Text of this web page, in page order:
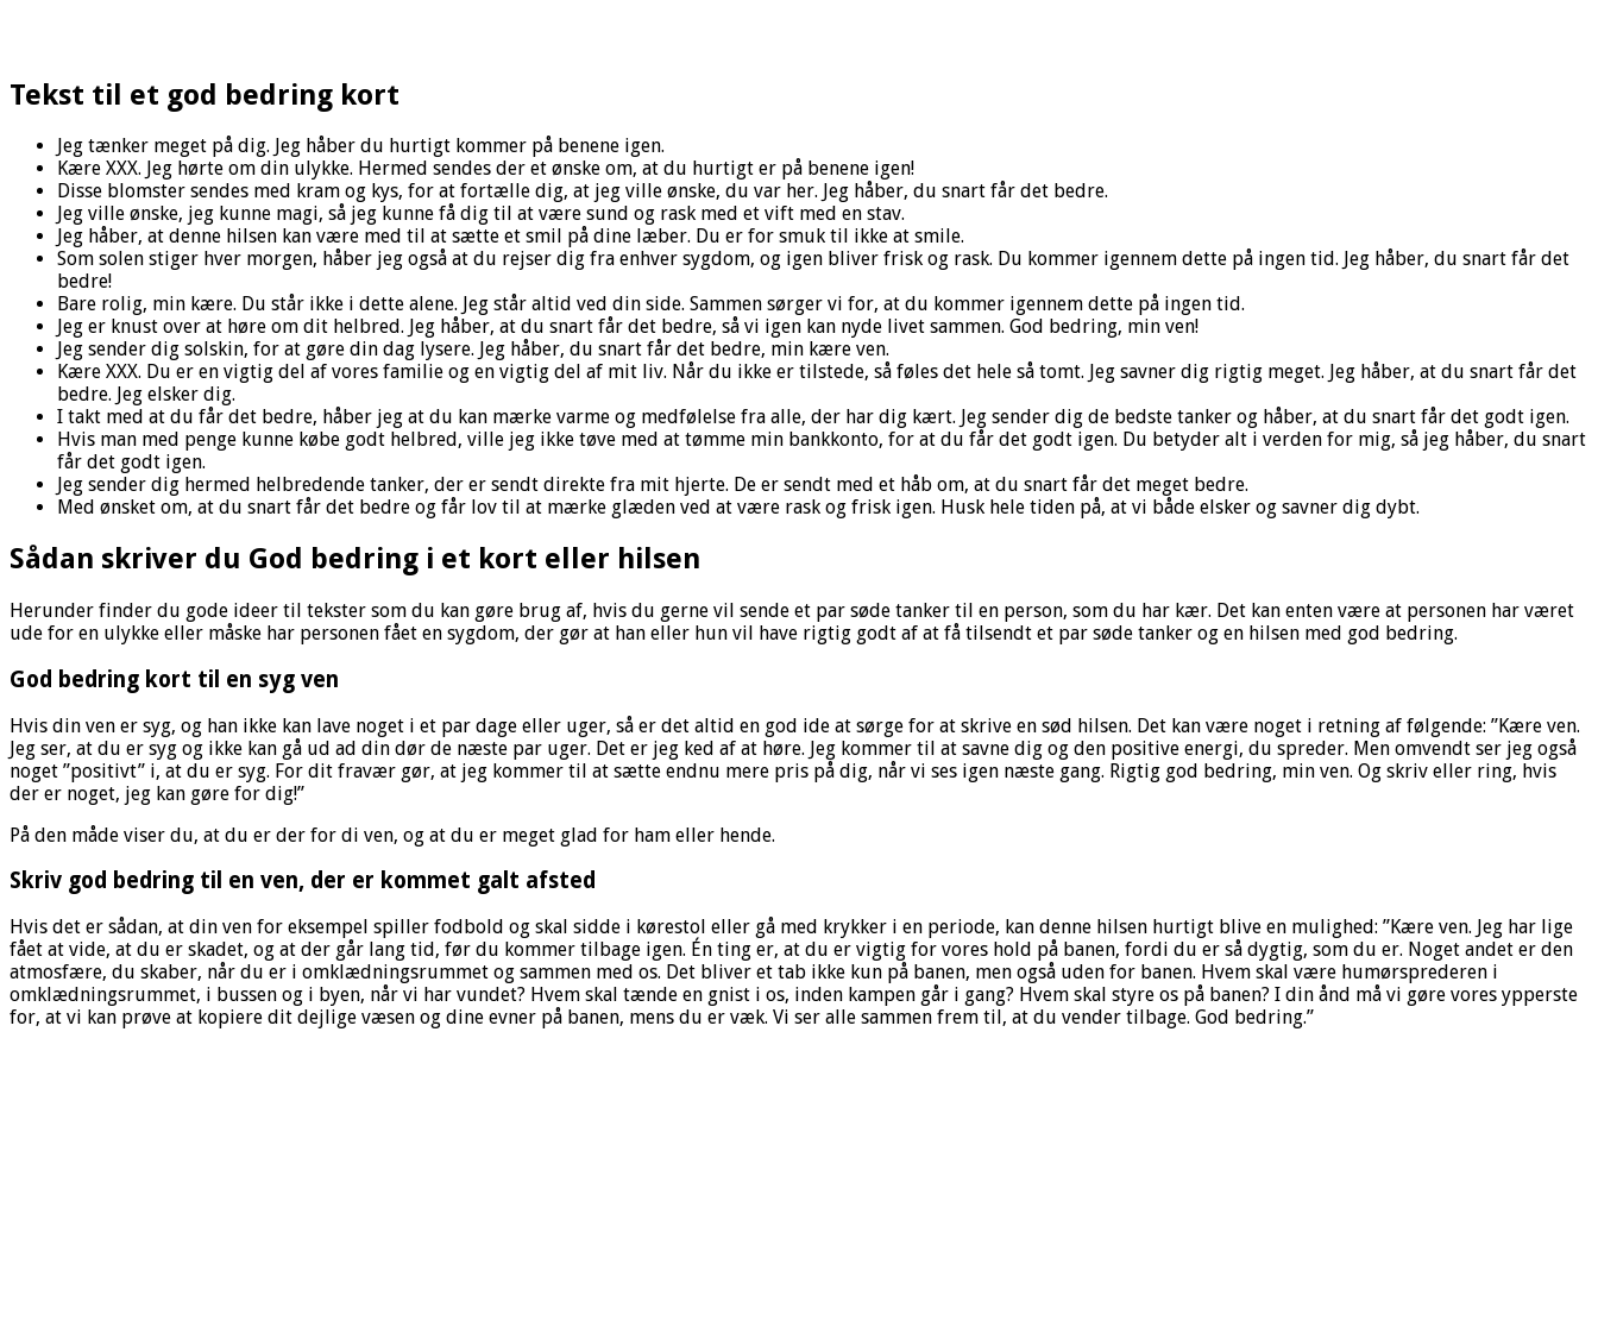
Tekst til et god bedring kort
Jeg tænker meget på dig. Jeg håber du hurtigt kommer på benene igen.
Kære XXX. Jeg hørte om din ulykke. Hermed sendes der et ønske om, at du hurtigt er på benene igen!
Disse blomster sendes med kram og kys, for at fortælle dig, at jeg ville ønske, du var her. Jeg håber, du snart får det bedre.
Jeg ville ønske, jeg kunne magi, så jeg kunne få dig til at være sund og rask med et vift med en stav.
Jeg håber, at denne hilsen kan være med til at sætte et smil på dine læber. Du er for smuk til ikke at smile.
Som solen stiger hver morgen, håber jeg også at du rejser dig fra enhver sygdom, og igen bliver frisk og rask. Du kommer igennem dette på ingen tid. Jeg håber, du snart får det
bedre!
Bare rolig, min kære. Du står ikke i dette alene. Jeg står altid ved din side. Sammen sørger vi for, at du kommer igennem dette på ingen tid.
Jeg er knust over at høre om dit helbred. Jeg håber, at du snart får det bedre, så vi igen kan nyde livet sammen. God bedring, min ven!
Jeg sender dig solskin, for at gøre din dag lysere. Jeg håber, du snart får det bedre, min kære ven.
Kære XXX. Du er en vigtig del af vores familie og en vigtig del af mit liv. Når du ikke er tilstede, så føles det hele så tomt. Jeg savner dig rigtig meget. Jeg håber, at du snart får det
bedre. Jeg elsker dig.
I takt med at du får det bedre, håber jeg at du kan mærke varme og medfølelse fra alle, der har dig kært. Jeg sender dig de bedste tanker og håber, at du snart får det godt igen.
Hvis man med penge kunne købe godt helbred, ville jeg ikke tøve med at tømme min bankkonto, for at du får det godt igen. Du betyder alt i verden for mig, så jeg håber, du snart
får det godt igen.
Jeg sender dig hermed helbredende tanker, der er sendt direkte fra mit hjerte. De er sendt med et håb om, at du snart får det meget bedre.
Med ønsket om, at du snart får det bedre og får lov til at mærke glæden ved at være rask og frisk igen. Husk hele tiden på, at vi både elsker og savner dig dybt.
Sådan skriver du God bedring i et kort eller hilsen
Herunder finder du gode ideer til tekster som du kan gøre brug af, hvis du gerne vil sende et par søde tanker til en person, som du har kær. Det kan enten være at personen har været
ude for en ulykke eller måske har personen fået en sygdom, der gør at han eller hun vil have rigtig godt af at få tilsendt et par søde tanker og en hilsen med god bedring.
God bedring kort til en syg ven
Hvis din ven er syg, og han ikke kan lave noget i et par dage eller uger, så er det altid en god ide at sørge for at skrive en sød hilsen. Det kan være noget i retning af følgende: ”Kære ven.
Jeg ser, at du er syg og ikke kan gå ud ad din dør de næste par uger. Det er jeg ked af at høre. Jeg kommer til at savne dig og den positive energi, du spreder. Men omvendt ser jeg også
noget ”positivt” i, at du er syg. For dit fravær gør, at jeg kommer til at sætte endnu mere pris på dig, når vi ses igen næste gang. Rigtig god bedring, min ven. Og skriv eller ring, hvis
der er noget, jeg kan gøre for dig!”
På den måde viser du, at du er der for di ven, og at du er meget glad for ham eller hende.
Skriv god bedring til en ven, der er kommet galt afsted
Hvis det er sådan, at din ven for eksempel spiller fodbold og skal sidde i kørestol eller gå med krykker i en periode, kan denne hilsen hurtigt blive en mulighed: ”Kære ven. Jeg har lige
fået at vide, at du er skadet, og at der går lang tid, før du kommer tilbage igen. Én ting er, at du er vigtig for vores hold på banen, fordi du er så dygtig, som du er. Noget andet er den
atmosfære, du skaber, når du er i omklædningsrummet og sammen med os. Det bliver et tab ikke kun på banen, men også uden for banen. Hvem skal være humørsprederen i
omklædningsrummet, i bussen og i byen, når vi har vundet? Hvem skal tænde en gnist i os, inden kampen går i gang? Hvem skal styre os på banen? I din ånd må vi gøre vores ypperste
for, at vi kan prøve at kopiere dit dejlige væsen og dine evner på banen, mens du er væk. Vi ser alle sammen frem til, at du vender tilbage. God bedring.”